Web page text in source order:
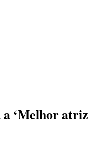
‘Melhor atriz